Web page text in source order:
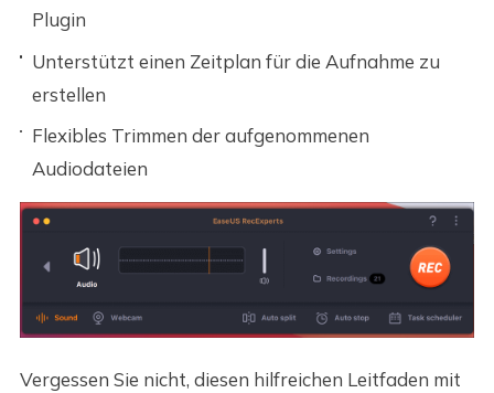
Plugin
Unterstützt einen Zeitplan für die Aufnahme zu
erstellen
Flexibles Trimmen der aufgenommenen
Audiodateien
Vergessen Sie nicht, diesen hilfreichen Leitfaden mit